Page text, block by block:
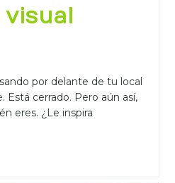
por delante de tu local
Está cerrado. Pero aún así,
eres. ¿Le inspira